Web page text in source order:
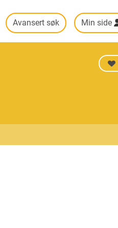
Avansert søk Min side